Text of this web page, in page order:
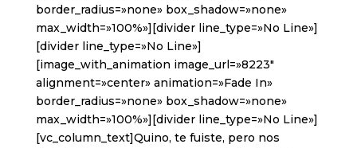
border_radius=»none» box_shadow=»none»
max_width=»100%»][divider line_type=»No Line»]
[divider line_type=»No Line»]
[image_with_animation image_url=»8223″
alignment=»center» animation=»Fade In»
border_radius=»none» box_shadow=»none»
max_width=»100%»][divider line_type=»No Line»]
[vc_column_text]Quino, te fuiste, pero nos